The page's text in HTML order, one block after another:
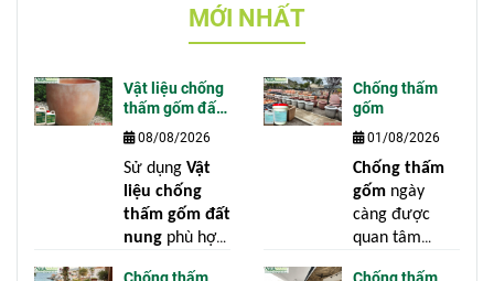
MỚI NHẤT
Vật liệu chống
thấm gốm đất
nung
08/08/2026
Sử dụng Vật
liệu chống
thấm gốm đất
nungphù hợp
Chống thấm
gốm
01/08/2026
Chống thấm
gốmngày
càng được
quan tâm